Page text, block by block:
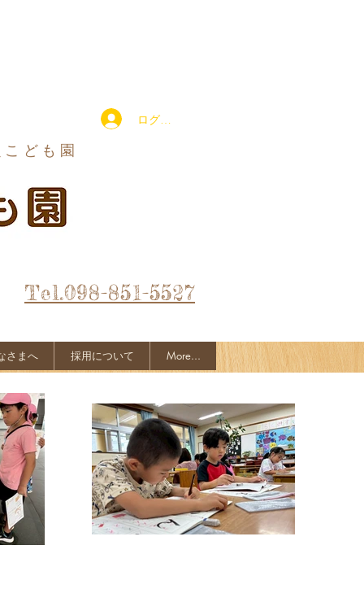
ログイン
ども園
Tel.098-851-5527
さまへ 採用について More...